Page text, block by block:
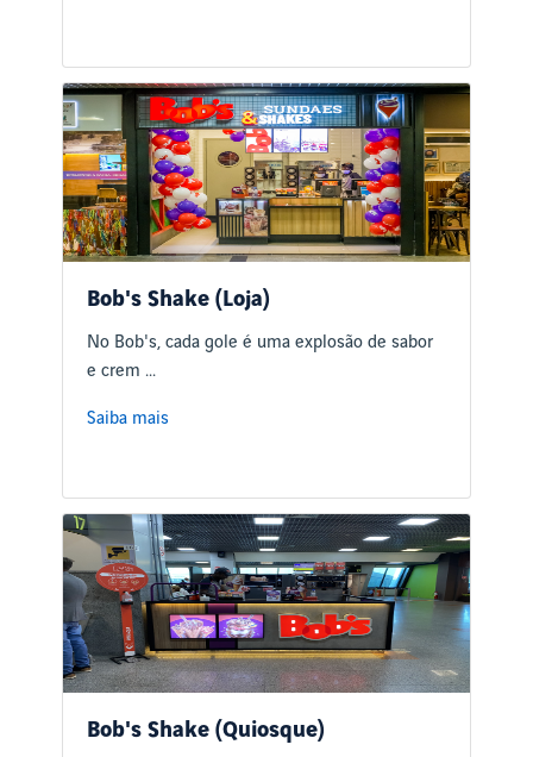
Bob's Shake (Loja)
No Bob's, cada gole é uma explosão de sabor
e crem ...
Saiba mais
Bob's Shake (Quiosque)